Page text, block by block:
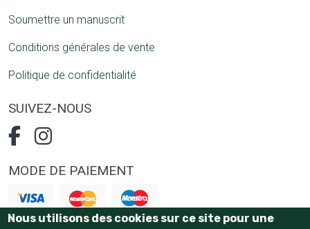
Soumettre un manuscrit
Conditions générales de vente
Politique de confidentialité
SUIVEZ-NOUS
MODE DE PAIEMENT
Paiement 100% sécurisé
Nous utilisons des cookies sur ce site pour une